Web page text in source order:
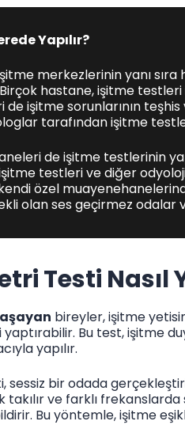
Yapılır?
merkezlerinin yanı
hastane, işitme
de işitme sorunlarının
tarafından işitme
de işitme testlerinin
testleri ve diğer
kendi özel
olan ses geçirmez odalar
Testi Nasıl
bireyler, işitme
Bu test, işitme
yapılır.
bir odada
takılır ve farklı
Bu yöntemle, işitme